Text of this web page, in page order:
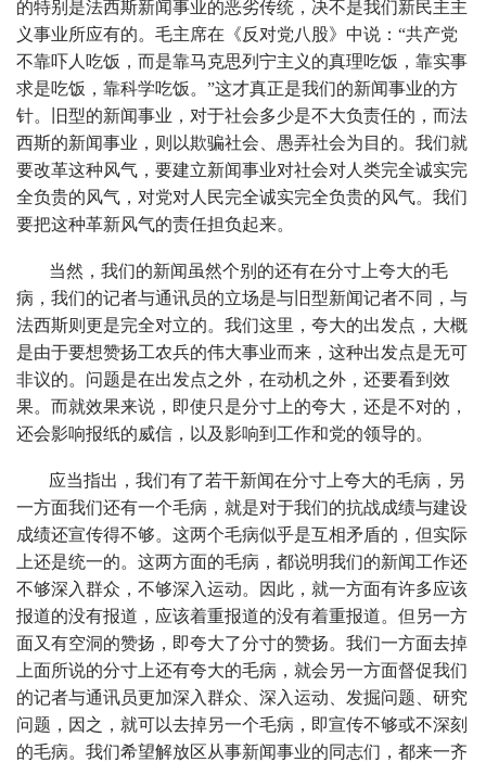
的特别是法西斯新闻事业的恶劣传统，决不是我们新民主主
义事业所应有的。毛主席在《反对党八股》中说：“共产党
不靠吓人吃饭，而是靠马克思列宁主义的真理吃饭，靠实事
求是吃饭，靠科学吃饭。”这才真正是我们的新闻事业的方
针。旧型的新闻事业，对于社会多少是不大负责任的，而法
西斯的新闻事业，则以欺骗社会、愚弄社会为目的。我们就
要改革这种风气，要建立新闻事业对社会对人类完全诚实完
全负贵的风气，对党对人民完全诚实完全负贵的风气。我们
要把这种革新风气的责任担负起来。
当然，我们的新闻虽然个别的还有在分寸上夸大的毛
病，我们的记者与通讯员的立场是与旧型新闻记者不同，与
法西斯则更是完全对立的。我们这里，夸大的出发点，大概
是由于要想赞扬工农兵的伟大事业而来，这种出发点是无可
非议的。问题是在出发点之外，在动机之外，还要看到效
果。而就效果来说，即使只是分寸上的夸大，还是不对的，
还会影响报纸的威信，以及影响到工作和党的领导的。
应当指出，我们有了若干新闻在分寸上夸大的毛病，另
一方面我们还有一个毛病，就是对于我们的抗战成绩与建设
成绩还宣传得不够。这两个毛病似乎是互相矛盾的，但实际
上还是统一的。这两方面的毛病，都说明我们的新闻工作还
不够深入群众，不够深入运动。因此，就一方面有许多应该
报道的没有报道，应该着重报道的没有着重报道。但另一方
面又有空洞的赞扬，即夸大了分寸的赞扬。我们一方面去掉
上面所说的分寸上还有夸大的毛病，就会另一方面督促我们
的记者与通讯员更加深入群众、深入运动、发掘问题、研究
问题，因之，就可以去掉另一个毛病，即宣传不够或不深刻
的毛病。我们希望解放区从事新闻事业的同志们，都来一齐